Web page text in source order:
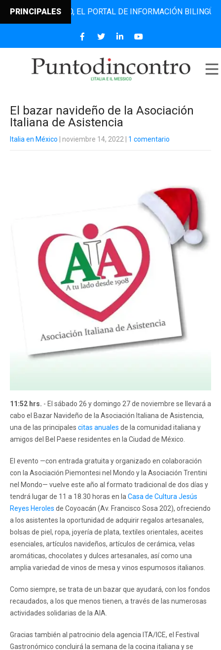
PRINCIPALESEL PORTAL DE INFORMACIÓN BILINGÜE QUE
El bazar navideño de la Asociación
Italiana de Asistencia
Italia en México | noviembre 14, 2022 1 comentario
11:52 hrs. - El sábado 26 y domingo 27 de noviembre se llevará a
cabo el Bazar Navideño de la Asociación Italiana de Asistencia,
una de las principales citas anuales de la comunidad italiana y
amigos del Bel Paese residentes en la Ciudad de México.
El evento —con entrada gratuita y organizado en colaboración
con la Asociación Piemontesi nel Mondo y la Asociación Trentini
nel Mondo— vuelve este año al formato tradicional de dos días y
tendrá lugar de 11 a 18.30 horas en la Casa de Cultura Jesús
Reyes Heroles de Coyoacán (Av. Francisco Sosa 202), ofreciendo
a los asistentes la oportunidad de adquirir regalos artesanales,
bolsas de piel, ropa, joyería de plata, textiles orientales, aceites
esenciales, artículos navideños, artículos de cerámica, velas
aromáticas, chocolates y dulces artesanales, así como una
amplia variedad de vinos de mesa y vinos espumosos italianos.
Como siempre, se trata de un bazar que ayudará, con los fondos
recaudados, a los que menos tienen, a través de las numerosas
actividades solidarias de la AIA.
Gracias también al patrocinio dela agencia ITA/ICE, el Festival
Gastronómico concluirá la semana de la cocina italiana y se